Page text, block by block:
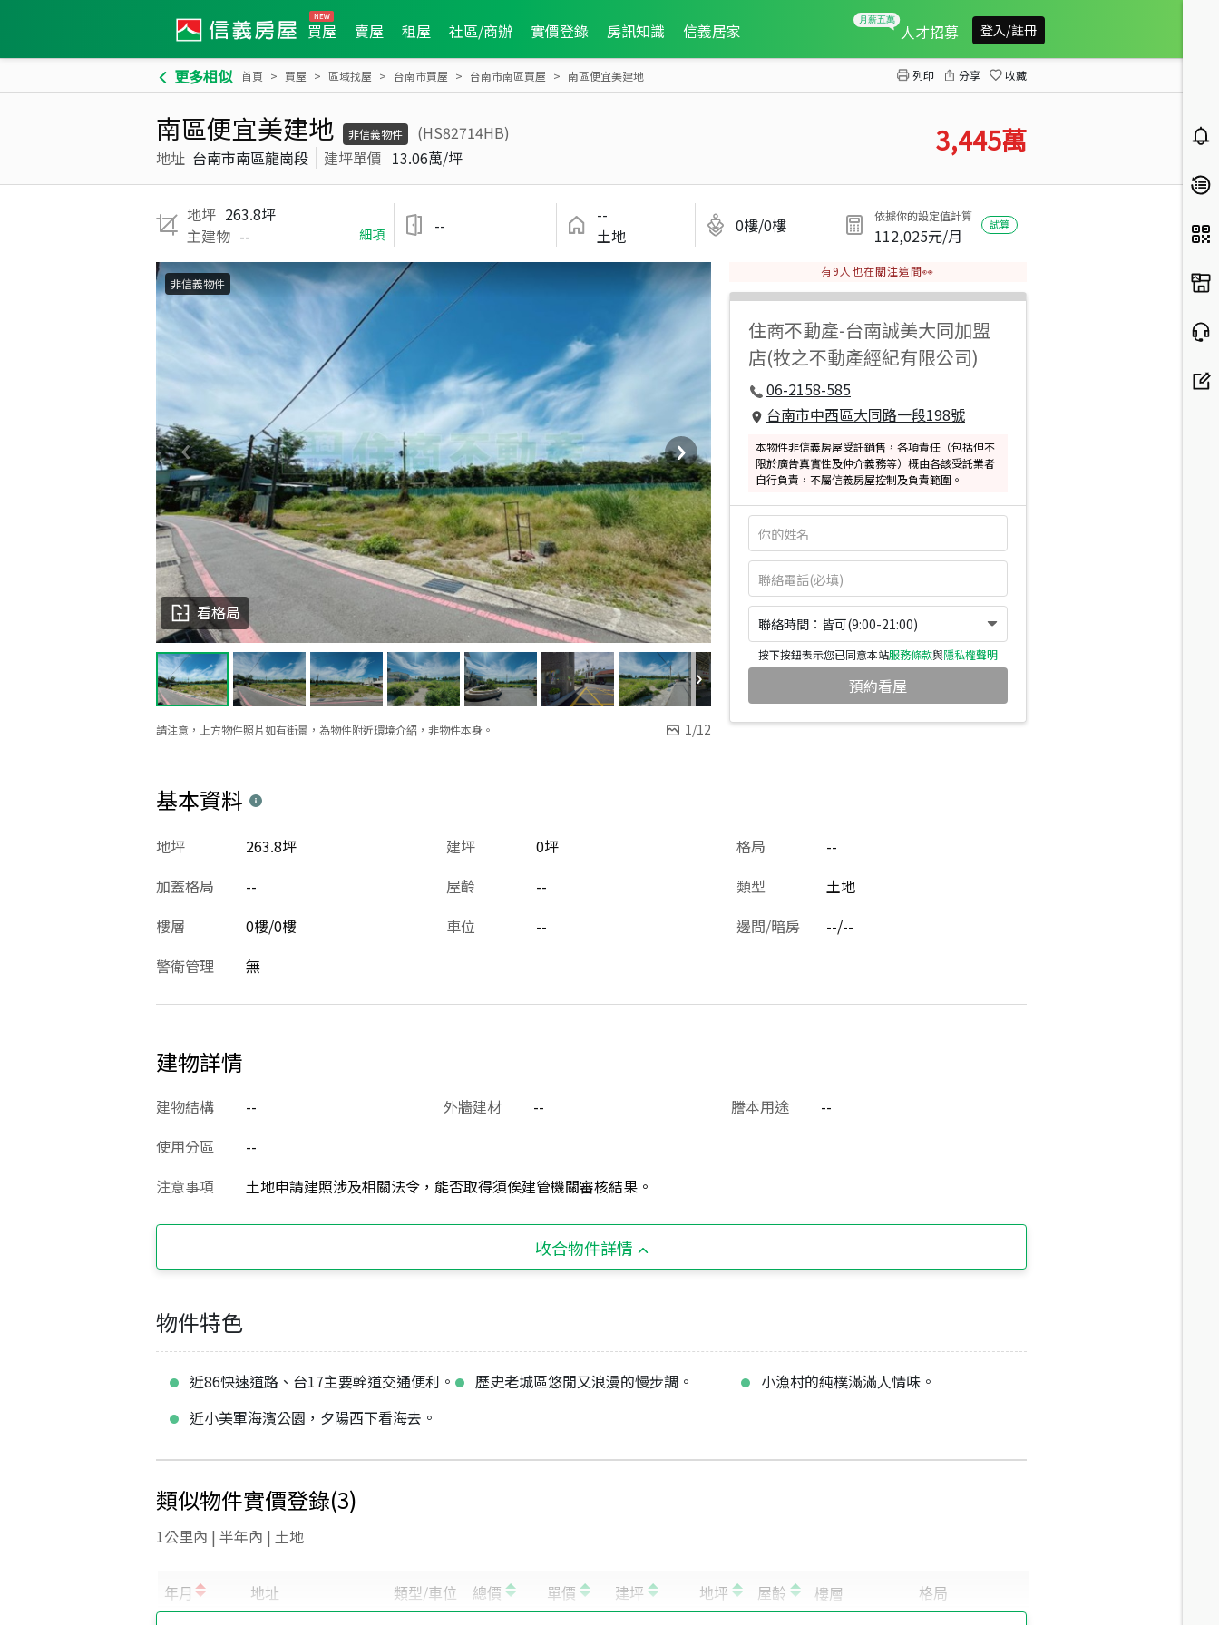
買屋 賣屋 租屋 社區/商辦 實價登錄 房訊知識 信義居家 人才招募 登入/註冊
更多相似 首頁 買屋 區域找屋 台南市買屋 台南市南區買屋 南區便宜美建地 列印 分享 收藏
南區便宜美建地 非信義物件
(HS82714HB)
地址 台南市南區龍崗段 建坪單價 13.06萬/坪 3,445萬
地坪 263.8坪
主建物 -- 細項 --
--
土地
0樓/0樓 依據你的設定值計算
112,025元/月
試算
請注意，上方物件照片如有街景，為物件附近環境介紹，非物件本身。 1/12
看格局
非信義物件
有9 人也在關注這間👀
住商不動產-台南誠美大同加盟
店(牧之不動產經紀有限公司)
06-2158-585
台南市中西區大同路一段198號
本物件非信義房屋受託銷售，各項責任（包括但不
限於廣告真實性及仲介義務等）概由各該受託業者
自行負責，不屬信義房屋控制及負責範圍。
聯絡時間：皆可(9:00-21:00)
按下按鈕表示您已同意本站服務條款與隱私權聲明
預約看屋
基本資料
建坪 0坪
地坪 263.8坪 格局
--
加蓋格局
-- 屋齡 -- 類型
土地
樓層
0樓/0樓 車位 -- 邊間/暗房
--/--
警衛管理
無
建物詳情
建物結構 -- 外牆建材 -- 謄本用途
--
使用分區
--
注意事項
土地申請建照涉及相關法令，能否取得須俟建管機關審核結果。
收合物件詳情
物件特色
近86快速道路、台17主要幹道交通便利。 歷史老城區悠閒又浪漫的慢步調。
小漁村的純樸滿滿人情味。
近小美軍海濱公園，夕陽西下看海去。
類似物件實價登錄(3)
1公里內 | 半年內 | 土地